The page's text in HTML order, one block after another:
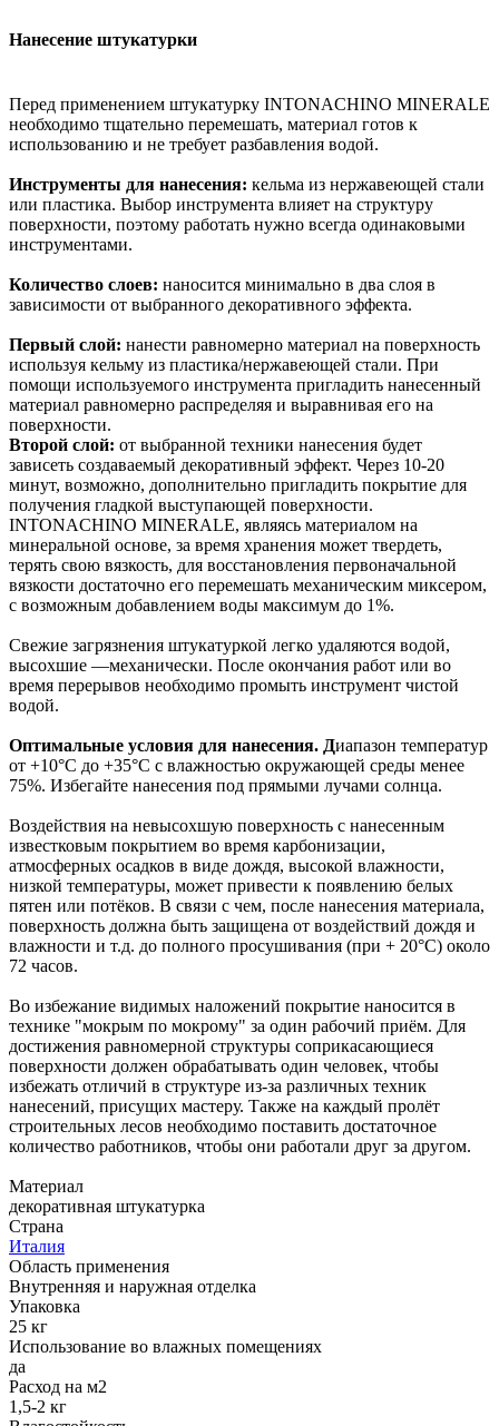
Нанесение штукатурки
Перед применением штукатурку INTONACHINO MINERALE
необходимо тщательно перемешать, материал готов к
использованию и не требует разбавления водой.
Инструменты для нанесения: кельма из нержавеющей стали
или пластика. Выбор инструмента влияет на структуру
поверхности, поэтому работать нужно всегда одинаковыми
инструментами.
Количество слоев: наносится минимально в два слоя в
зависимости от выбранного декоративного эффекта.
Первый слой: нанести равномерно материал на поверхность
используя кельму из пластика/нержавеющей стали. При
помощи используемого инструмента пригладить нанесенный
материал равномерно распределяя и выравнивая его на
поверхности.
Второй слой: от выбранной техники нанесения будет
зависеть создаваемый декоративный эффект. Через 10-20
минут, возможно, дополнительно пригладить покрытие для
получения гладкой выступающей поверхности.
INTONACHINO MINERALE, являясь материалом на
минеральной основе, за время хранения может твердеть,
терять свою вязкость, для восстановления первоначальной
вязкости достаточно его перемешать механическим миксером,
с возможным добавлением воды максимум до 1%.
Свежие загрязнения штукатуркой легко удаляются водой,
высохшие —механически. После окончания работ или во
время перерывов необходимо промыть инструмент чистой
водой.
Оптимальные условия для нанесения. Диапазон температур
от +10°С до +35°С с влажностью окружающей среды менее
75%. Избегайте нанесения под прямыми лучами солнца.
Воздействия на невысохшую поверхность с нанесенным
известковым покрытием во время карбонизации,
атмосферных осадков в виде дождя, высокой влажности,
низкой температуры, может привести к появлению белых
пятен или потёков. В связи с чем, после нанесения материала,
поверхность должна быть защищена от воздействий дождя и
влажности и т.д. до полного просушивания (при + 20°С) около
72 часов.
Во избежание видимых наложений покрытие наносится в
технике "мокрым по мокрому" за один рабочий приём. Для
достижения равномерной структуры соприкасающиеся
поверхности должен обрабатывать один человек, чтобы
избежать отличий в структуре из-за различных техник
нанесений, присущих мастеру. Также на каждый пролёт
строительных лесов необходимо поставить достаточное
количество работников, чтобы они работали друг за другом.
Материал
декоративная штукатурка
Страна
Италия
Область применения
Внутренняя и наружная отделка
Упаковка
25 кг
Использование во влажных помещениях
да
Расход на м2
1,5-2 кг